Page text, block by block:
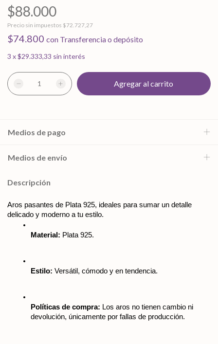
$88.000
Precio sin impuestos $72.727,27
$74.800 con Transferencia o depósito
3 x$29.333,33 sin interés
Medios de pago
Medios de envío
Descripción
Aros pasantes de Plata 925, ideales para sumar un detalle
delicado y moderno a tu estilo.
Material: Plata 925.
Estilo: Versátil, cómodo y en tendencia.
Políticas de compra: Los aros no tienen cambio ni
devolución, únicamente por fallas de producción.